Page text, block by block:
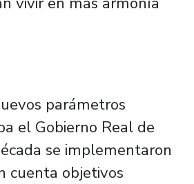
parámetros
el Gobierno Real de
se implementaron
cuenta objetivos